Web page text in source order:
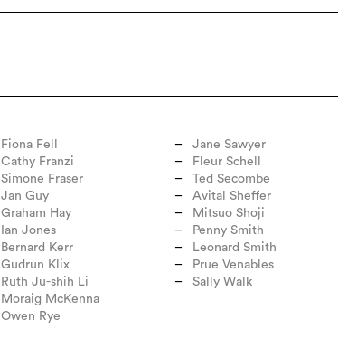
Fiona Fell
Cathy Franzi
Simone Fraser
Jan Guy
Graham Hay
Ian Jones
Bernard Kerr
Gudrun Klix
Ruth Ju-shih Li
Moraig McKenna
Owen Rye
Jane Sawyer
Fleur Schell
Ted Secombe
Avital Sheffer
Mitsuo Shoji
Penny Smith
Leonard Smith
Prue Venables
Sally Walk